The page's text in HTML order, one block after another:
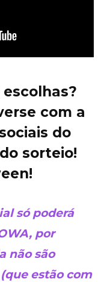
com a
do
sorteio!
só poderá
por
não são
estão com